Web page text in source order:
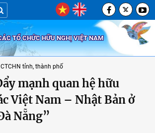
TỔ CHỨC HỮU NGHỊ VIỆT NAM
CTCHN tỉnh, thành phố
mạnh quan hệ hữu
Việt Nam – Nhật Bản ở
Nẵng”